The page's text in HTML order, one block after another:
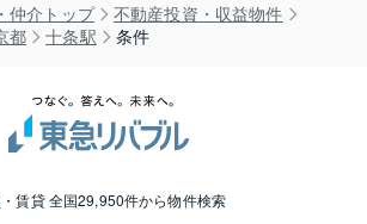
仲介トップ
不動産投資・収益物件
都
十条駅 条件
賃貸 全国29,950件から物件検索